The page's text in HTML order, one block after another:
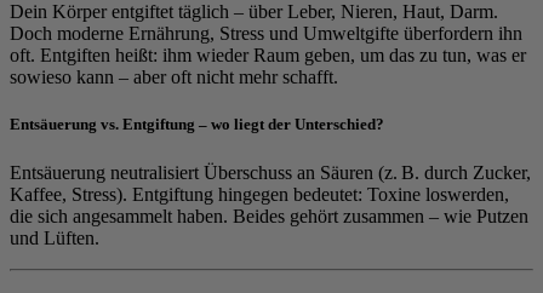
Dein Körper entgiftet täglich – über Leber, Nieren, Haut, Darm.
Doch moderne Ernährung, Stress und Umweltgifte überfordern ihn
oft. Entgiften heißt: ihm wieder Raum geben, um das zu tun, was er
sowieso kann – aber oft nicht mehr schafft.
Entsäuerung vs. Entgiftung – wo liegt der Unterschied?
Entsäuerung neutralisiert Überschuss an Säuren (z. B. durch Zucker,
Kaffee, Stress). Entgiftung hingegen bedeutet: Toxine loswerden,
die sich angesammelt haben. Beides gehört zusammen – wie Putzen
und Lüften.